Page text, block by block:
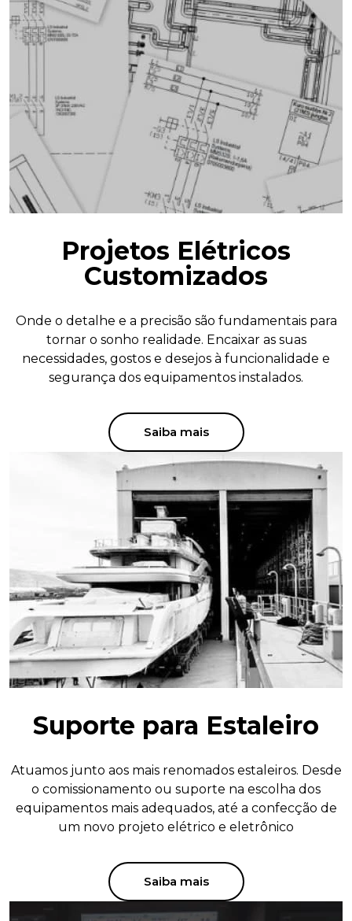
Projetos Elétricos
Customizados
Onde o detalhe e a precisão são fundamentais para
tornar o sonho realidade. Encaixar as suas
necessidades, gostos e desejos à funcionalidade e
segurança dos equipamentos instalados.
Saiba mais
Suporte para Estaleiro
Atuamos junto aos mais renomados estaleiros. Desde
o comissionamento ou suporte na escolha dos
equipamentos mais adequados, até a confecção de
um novo projeto elétrico e eletrônico
Saiba mais